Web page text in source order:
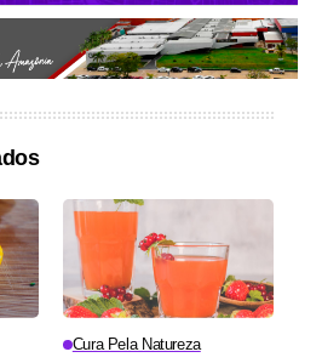
Cura Pela Natureza